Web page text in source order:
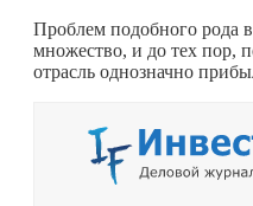
Проблем подобного рода в
множество, и до тех пор,
отрасль однозначно